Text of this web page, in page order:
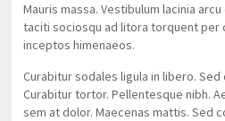
Mauris massa. Vestibulum lacinia
taciti sociosqu ad litora torquent per
inceptos himenaeos.
Curabitur sodales ligula in libero. Sed
Curabitur tortor. Pellentesque nibh.
sem at dolor. Maecenas mattis. Sed